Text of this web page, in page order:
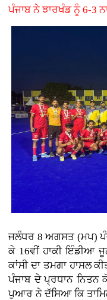
ਪੰਜਾਬ ਨੇ ਝਾਰਖੰਡ ਨੂੰ 6-3
ਜਲੰਧਰ 8 ਅਗਸਤ (ਮਪ)
ਕੇ 16ਵੀਂ ਹਾਕੀ ਇੰਡੀਆ
ਕਾਂਸੀ ਦਾ ਤਮਗਾ ਹਾਸਲ
ਪੰਜਾਬ ਦੇ ਪ੍ਰਧਾਨ
ਪੁਆਰ ਨੇ ਦੱਸਿਆ ਕਿ